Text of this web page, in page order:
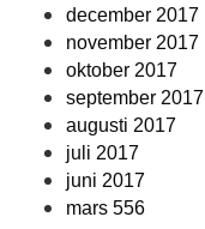
december 2017
november 2017
oktober 2017
september 2017
augusti 2017
juli 2017
juni 2017
mars 556